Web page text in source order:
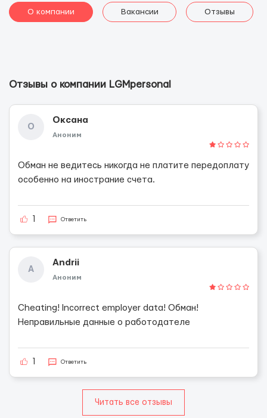
О компании Вакансии Отзывы
Отзывы о компании LGMpersonal
О
Оксана
Аноним
Обман не ведитесь никогда не платите передоплату
особенно на инострание счета.
Ответить
A
Andrii
Аноним
Cheating! Incorrect employer data! Обман!
Неправильные данные о работодателе
Ответить
Читать все отзывы